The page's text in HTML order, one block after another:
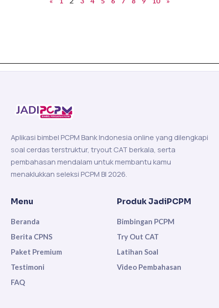
Aplikasi bimbel PCPM Bank Indonesia online yang dilengkapi
soal cerdas terstruktur, tryout CAT berkala, serta
pembahasan mendalam untuk membantu kamu
menaklukkan seleksi PCPM BI 2026.
Menu
Beranda
Berita CPNS
Paket Premium
Testimoni
FAQ
Produk JadiPCPM
Bimbingan PCPM
Try Out CAT
Latihan Soal
Video Pembahasan